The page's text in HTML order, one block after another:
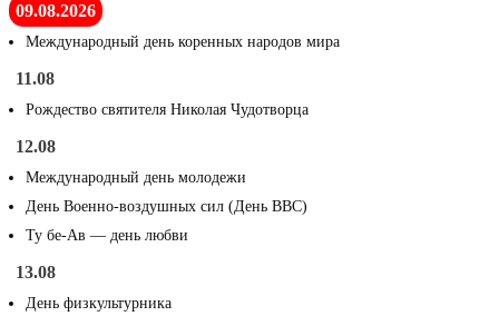
09.08.2026
Международный день коренных народов мира
11.08
Рождество святителя Николая Чудотворца
12.08
Международный день молодежи
День Военно-воздушных сил (День ВВС)
Ту бе-Ав — день любви
13.08
День физкультурника